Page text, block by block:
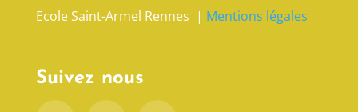
Ecole Saint-Armel Rennes | Mentions légales
Suivez nous